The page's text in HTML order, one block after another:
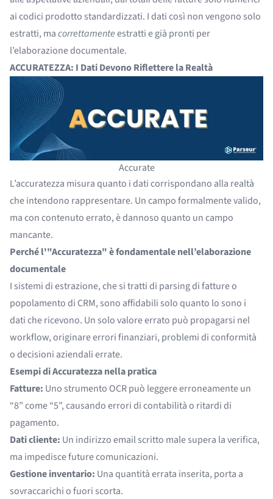
ai codici prodotto standardizzati. I dati così non vengono solo
estratti, macorrettamenteestratti e già pronti per
l’elaborazione documentale.
ACCURATEZZA: I Dati Devono Riflettere la Realtà
Accurate
L’accuratezza misura quanto i dati corrispondano alla realtà
che intendono rappresentare. Un campo formalmente valido,
ma con contenuto errato, è dannoso quanto un campo
mancante.
Perché l'"Accuratezza" è fondamentale nell’elaborazione
documentale
I sistemi di estrazione, che si tratti di parsing di fatture o
popolamento di CRM, sono affidabili solo quanto lo sono i
dati che ricevono. Un solo valore errato può propagarsi nel
workflow, originare errori finanziari, problemi di conformità
o decisioni aziendali errate.
Esempi di Accuratezza nella pratica
Fatture: Uno strumento OCR può leggere erroneamente un
“8” come “5”, causando errori di contabilità o ritardi di
pagamento.
Dati cliente: Un indirizzo email scritto male supera la verifica,
ma impedisce future comunicazioni.
Gestione inventario: Una quantità errata inserita, porta a
sovraccarichi o fuori scorta.